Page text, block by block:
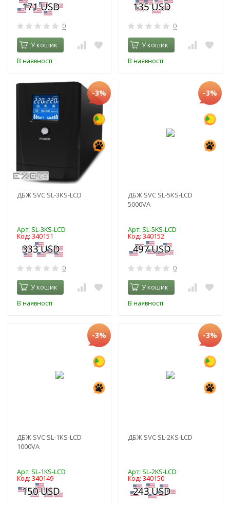
0
У кошик
В наявності
0
У кошик
В наявності
-3%
ДБЖ SVC SL-3KS-LCD
Арт: SL-3KS-LCD
Код: 340151
0
У кошик
В наявності
-3%
ДБЖ SVC SL-5KS-LCD
5000VA
Арт: SL-5KS-LCD
Код: 340152
0
У кошик
В наявності
-3%
ДБЖ SVC SL-1KS-LCD
1000VA
Арт: SL-1KS-LCD
Код: 340149
-3%
ДБЖ SVC SL-2KS-LCD
Арт: SL-2KS-LCD
Код: 340150